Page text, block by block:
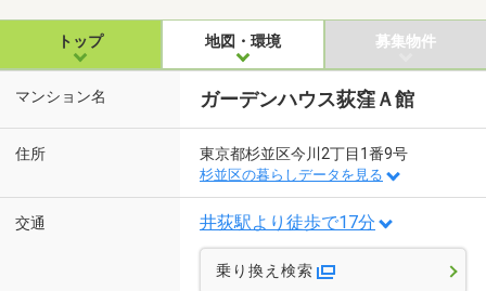
トップ 地図・環境 募集物件
マンション名 ガーデンハウス荻窪Ａ館
住所 東京都杉並区今川2丁目1番9号
杉並区の暮らしデータを見る
交通 井荻駅より徒歩で17分
乗り換え検索